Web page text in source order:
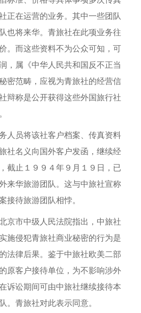
正在运营的业务。其中一些团队
也将来华。青旅社在此项业务往
。而这些资料不为公众可知，可
，属《中华人民共和国反不正当
密范畴，应视为青旅社的经营信
辩称是公开获得这些外国旅行社
员将该社客户档案、传真资料
社名义向国外客户发函，继续经
截止１９９４年９月１９日，已
来华旅游团队。这与中旅社宣称
接待旅游团队相悖。
市中级人民法院指出，中旅社
施侵犯青旅社商业秘密的行为是
法律后果。鉴于中旅社欧美二部
原客户接待单位，为不影响涉外
诉讼期间可由中旅社继续接待本
。青旅社对此表示同意。